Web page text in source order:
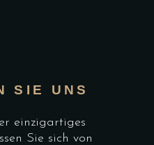
SIE UNS
einzigartiges
Sie sich von